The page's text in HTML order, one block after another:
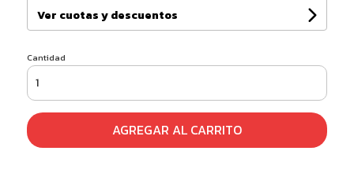
Ver cuotas y descuentos
Cantidad
AGREGAR AL CARRITO